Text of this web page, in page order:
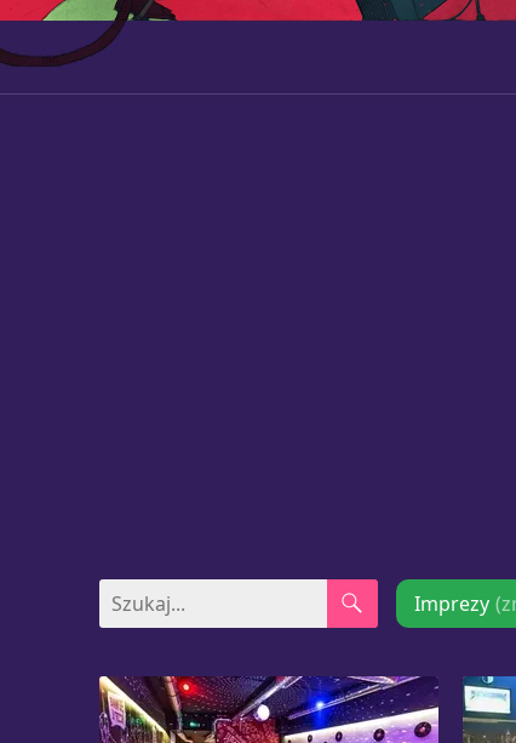
Imprezy